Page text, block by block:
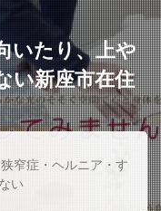
いたり、上や
い新座市在住
窄症・ヘルニア・す
い